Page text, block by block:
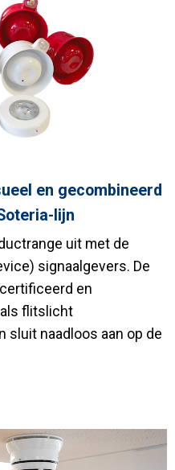
en gecombineerd
lijn
uit met de
signaalgevers. De
en
flitslicht
sluit naadloos aan op de